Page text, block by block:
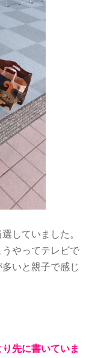
していました。
やってテレビで
いと親子で感じ
先に書いていま